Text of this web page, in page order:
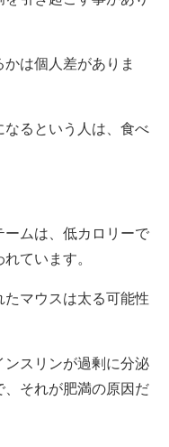
は個人差がありま
るという人は、食べ
ムは、低カロリーで
ています。
たマウスは太る可能性
スリンが過剰に分泌
、それが肥満の原因だ